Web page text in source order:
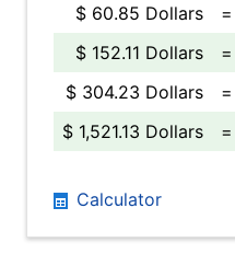
$ 60.85 Dollars
=
$ 152.11 Dollars
=
$ 304.23 Dollars
=
$ 1,521.13 Dollars
=
Calculator